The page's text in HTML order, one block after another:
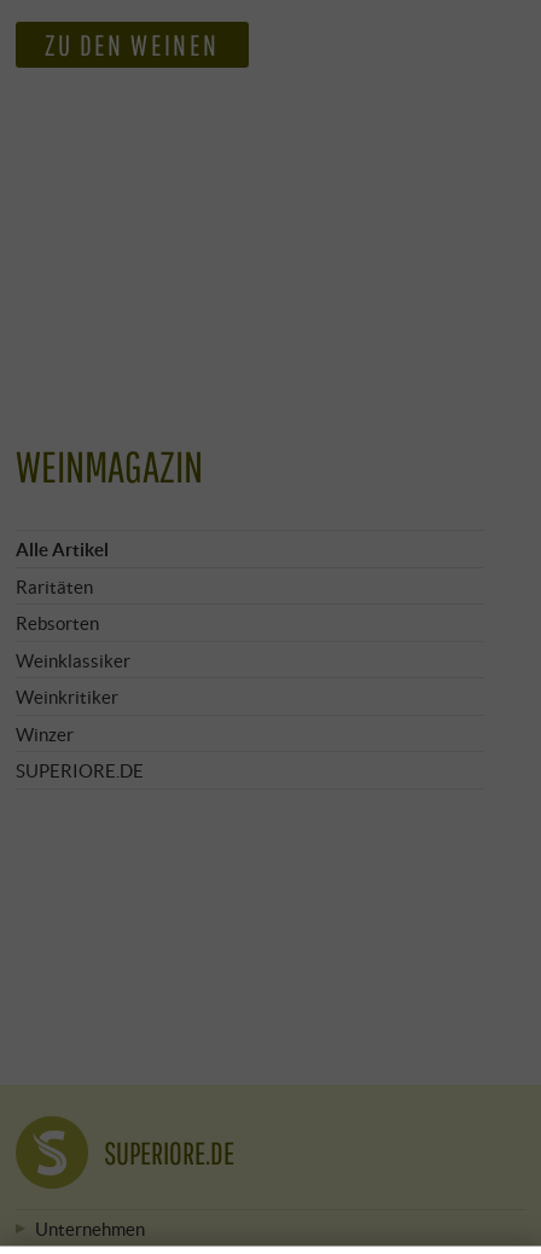
ZU DEN WEINEN
WEINMAGAZIN
Alle Artikel
Raritäten
Rebsorten
Weinklassiker
Weinkritiker
Winzer
SUPERIORE.DE
SUPERIORE.DE
Unternehmen